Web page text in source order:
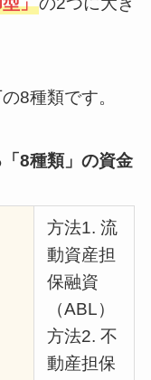
8種類です。
8種類」の資金
方法1. 流
動資産担
保融資
（ABL）
方法2. 不
動産担保